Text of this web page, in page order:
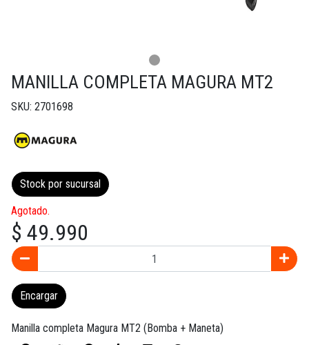
MANILLA COMPLETA MAGURA MT2
SKU: 2701698
Stock por sucursal
Agotado.
$ 49.990
Encargar
Manilla completa Magura MT2 (Bomba + Maneta)